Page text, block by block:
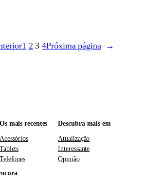
1 2 3 4Próxima página →
Os mais recentes
Acessórios
Tablets
Telefones
Descubra mais em
Atualização
Interessante
Opinião